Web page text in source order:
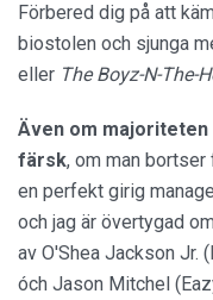
Förbered dig på att
biostolen och sjunga
eller The Boyz-N-The-
Även om
färsk, om man bortser
en perfekt girig
och jag är övertygad
av O'Shea Jackson Jr.
óch Jason Mitchel